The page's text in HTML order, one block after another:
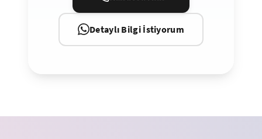
Detaylı Bilgi İstiyorum